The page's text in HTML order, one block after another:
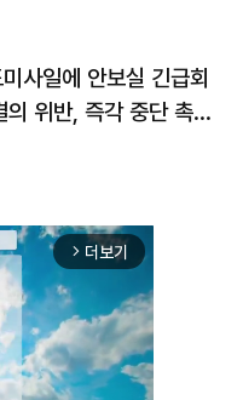
사일에 안보실 긴급회
위반, 즉각 중단 촉
arrow_forward_ios 더보기